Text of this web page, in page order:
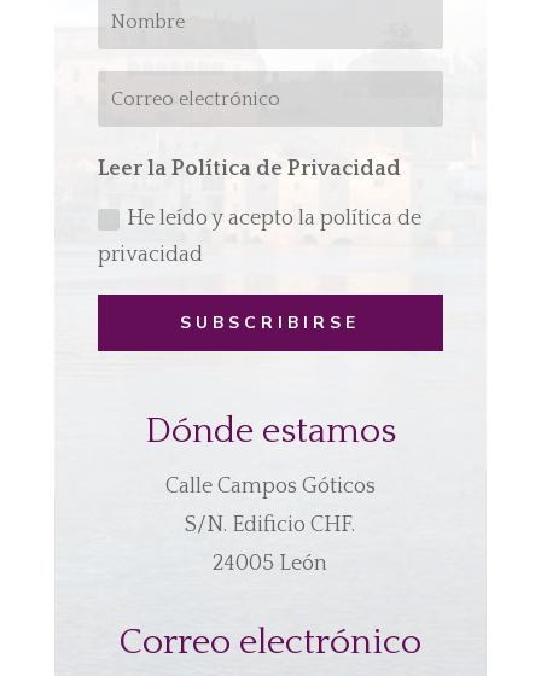
Leer la Política de Privacidad
He leído y acepto la política de
privacidad
SUBSCRIBIRSE
Dónde estamos
Calle Campos Góticos
S/N. Edificio CHF.
24005 León
Correo electrónico